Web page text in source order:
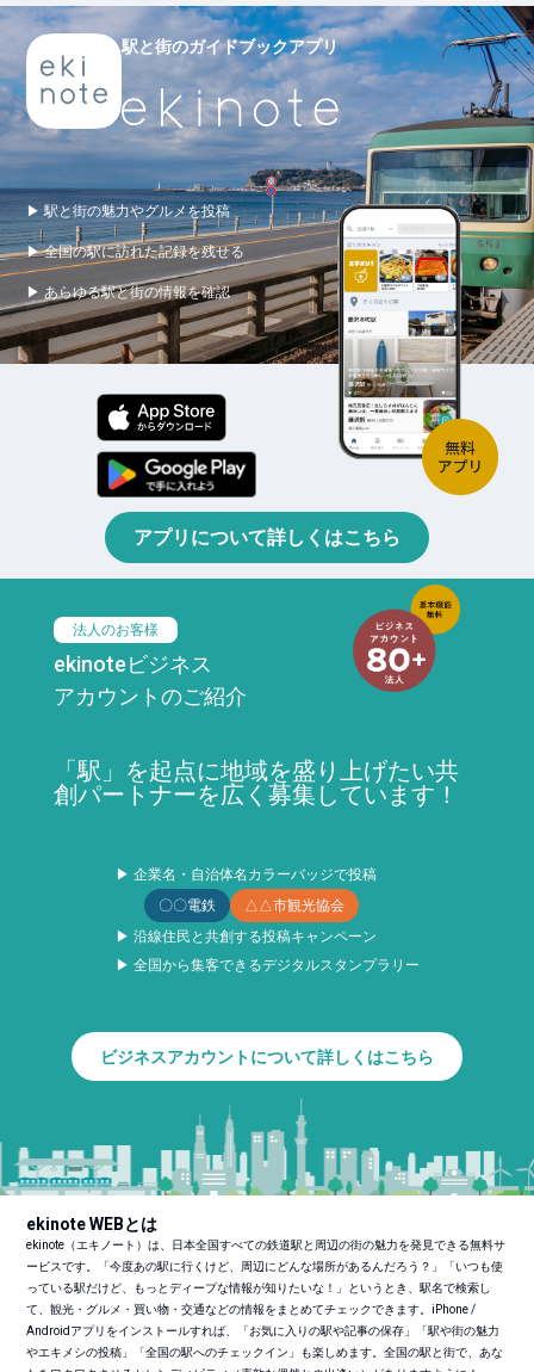
駅と街のガイドブックアプリ
▶ 駅と街の魅力やグルメを投稿
▶ 全国の駅に訪れた記録を残せる
▶ あらゆる駅と街の情報を確認
アプリについて詳しくはこちら
法人のお客様
ekinoteビジネス
アカウントのご紹介
「駅」を起点に地域を盛り上げたい共
創パートナーを広く募集しています！
▶ 企業名・自治体名カラーバッジで投稿
〇〇電鉄
△△市観光協会
▶ 沿線住民と共創する投稿キャンペーン
▶ 全国から集客できるデジタルスタンプラリー
ビジネスアカウントについて詳しくはこちら
ekinote WEBとは
ekinote（エキノート）は、日本全国すべての鉄道駅と周辺の街の魅力を発見できる無料サ
ービスです。「今度あの駅に行くけど、周辺にどんな場所があるんだろう？」「いつも使
っている駅だけど、もっとディープな情報が知りたいな！」というとき、駅名で検索し
て、観光・グルメ・買い物・交通などの情報をまとめてチェックできます。iPhone /
Androidアプリをインストールすれば、「お気に入りの駅や記事の保存」「駅や街の魅力
やエキメシの投稿」「全国の駅へのチェックイン」も楽しめます。全国の駅と街で、あな